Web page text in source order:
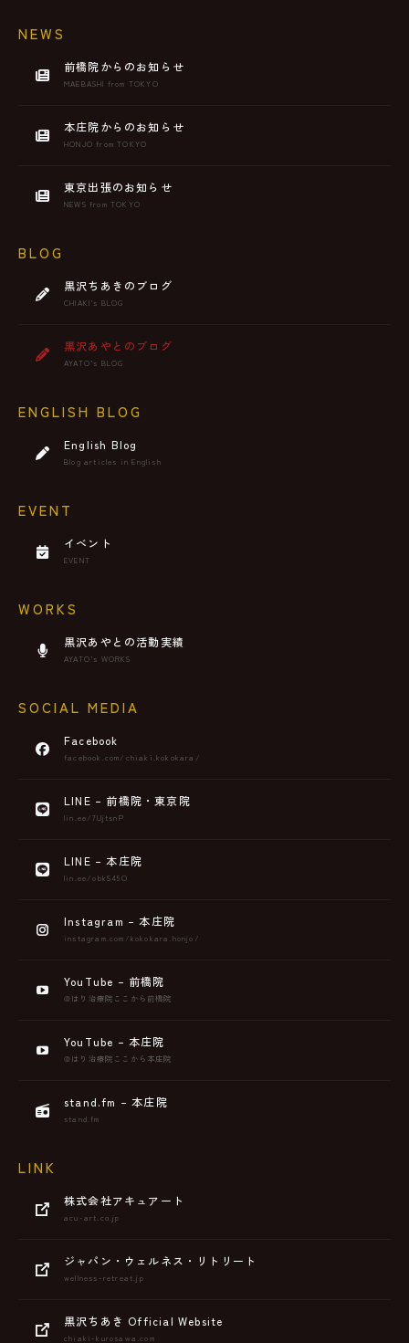
NEWS
前橋院からのお知らせ
MAEBASHI from TOKYO
本庄院からのお知らせ
HONJO from TOKYO
東京出張のお知らせ
NEWS from TOKYO
BLOG
黒沢ちあきのブログ
CHIAKI’s BLOG
黒沢あやとのブログ
AYATO’s BLOG
ENGLISH BLOG
English Blog
Blog articles in English
EVENT
イベント
EVENT
WORKS
黒沢あやとの活動実績
AYATO’s WORKS
SOCIAL MEDIA
Facebook
facebook.com/chiaki.kokokara/
LINE – 前橋院・東京院
lin.ee/7UjtsnP
LINE – 本庄院
lin.ee/obkS45O
Instagram – 本庄院
instagram.com/kokokara.honjo/
YouTube – 前橋院
@はり治療院ここから前橋院
YouTube – 本庄院
@はり治療院ここから本庄院
stand.fm – 本庄院
stand.fm
LINK
株式会社アキュアート
acu-art.co.jp
ジャパン・ウェルネス・リトリート
wellness-retreat.jp
黒沢ちあき Official Website
chiaki-kurosawa.com